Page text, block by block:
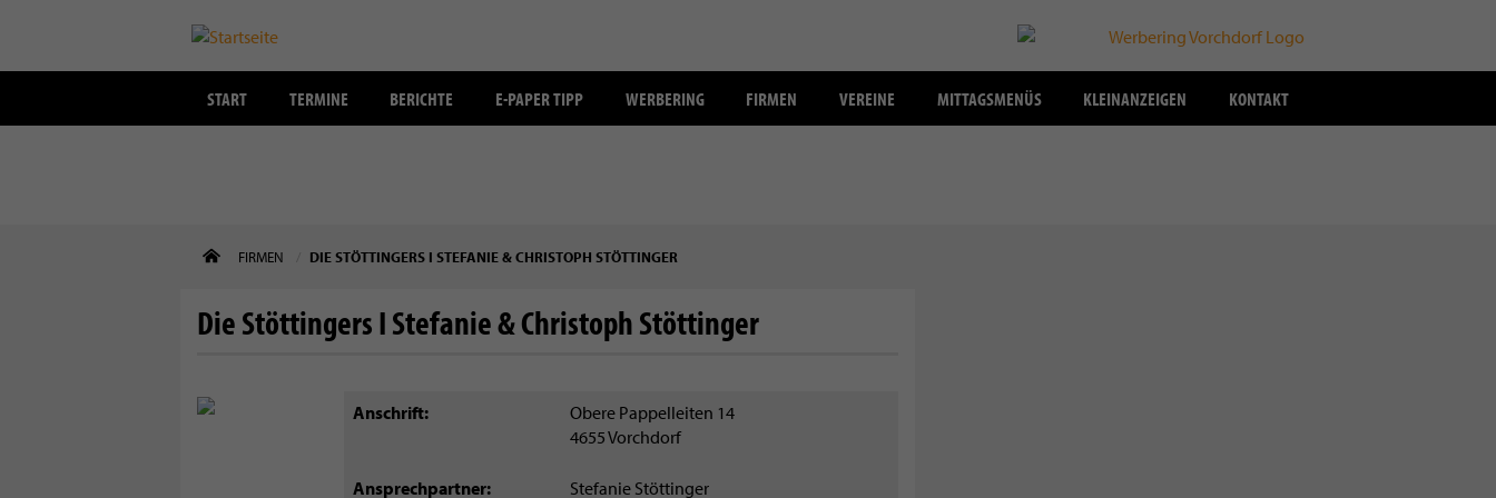
START TERMINE BERICHTE E-PAPER TIPP WERBERING FIRMEN VEREINE MITTAGSMENÜS KLEINANZEIGEN KONTAKT
FIRMEN DIE STÖTTINGERS I STEFANIE & CHRISTOPH STÖTTINGER
Die Stöttingers I Stefanie & Christoph Stöttinger
Anschrift
Obere Pappelleiten 14
4655Vorchdorf
Ansprechpartner
Stefanie Stöttinger